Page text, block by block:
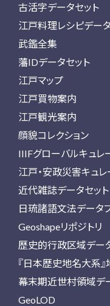
古活字データセット
江戸料理レシピデー
武鑑全集
藩IDデータセット
江戸マップ
江戸買物案内
江戸観光案内
顔貌コレクション
IIIFグローバルキュレ
江戸・安政災害キュレ
近代雑誌データセット
日琉諸語文法データ
Geoshapeリポジトリ
歴史的行政区域デー
『日本歴史地名大系
幕末期近世村領域デ
GeoLOD